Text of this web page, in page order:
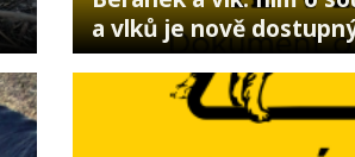
a vlků je nově